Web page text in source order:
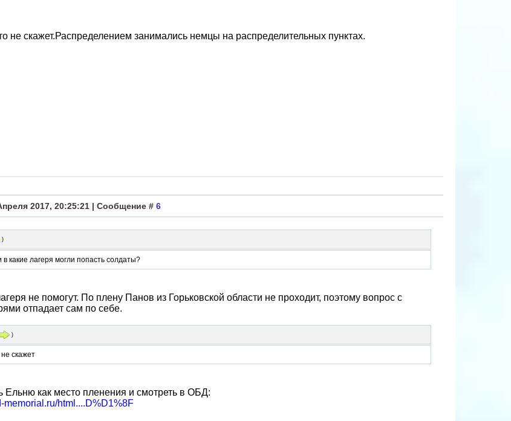
не скажет.Распределением занимались немцы на распределительных пунктах.
2017, 20:25:21 | Сообщение # 6
)
какие лагеря могли попасть солдаты?
не помогут. По плену Панов из Горьковской области не проходит, поэтому вопрос с
отпадает сам по себе.
)
скажет
Ельню как место пленения и смотреть в ОБД:
memorial.ru/html....D%D1%8F